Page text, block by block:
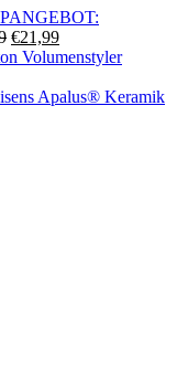
Ursprünglicher
Preis
€39,99
€21,99Aktueller
Preis
€21,99.
Volumenstyler
Apalus® Keramik